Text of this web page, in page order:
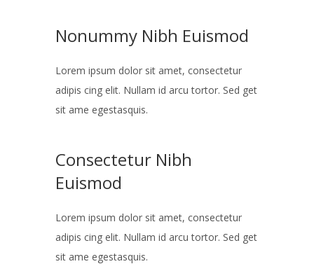
Nonummy Nibh Euismod
Lorem ipsum dolor sit amet, consectetur
adipis cing elit. Nullam id arcu tortor. Sed get
sit ame egestasquis.
Consectetur Nibh
Euismod
Lorem ipsum dolor sit amet, consectetur
adipis cing elit. Nullam id arcu tortor. Sed get
sit ame egestasquis.